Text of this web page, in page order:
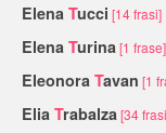
Elena Tucci [14 frasi]
Elena Turina [1 frase]
Eleonora Tavan [1
Elia Trabalza [34